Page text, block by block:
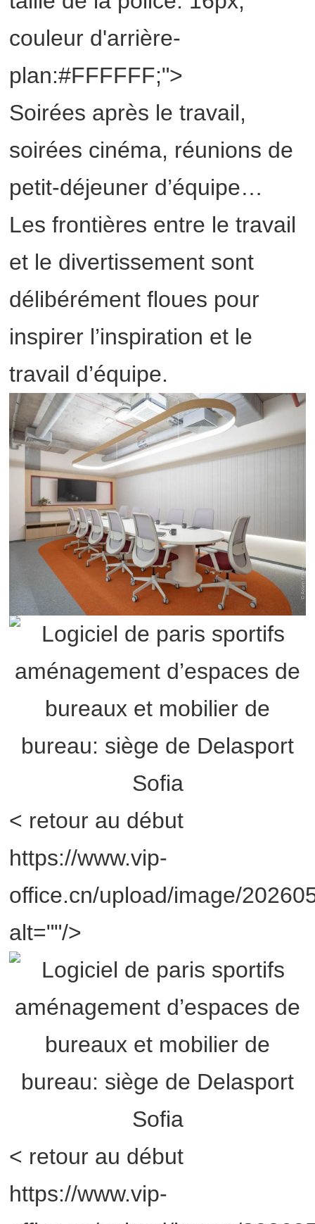
couleur d'arrière-
plan:#FFFFFF;">
Soirées après le travail,
soirées cinéma, réunions de
petit-déjeuner d’équipe…
Les frontières entre le travail
et le divertissement sont
délibérément floues pour
inspirer l’inspiration et le
travail d’équipe.
< retour au début
https://www.vip-
office.cn/upload/image/
alt=""/>
< retour au début
https://www.vip-